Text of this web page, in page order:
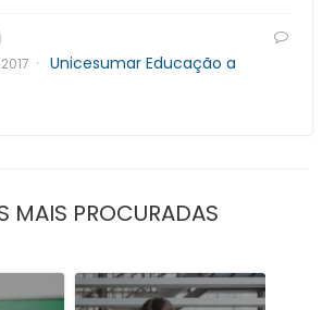
· Unicesumar Educação a
MAIS PROCURADAS